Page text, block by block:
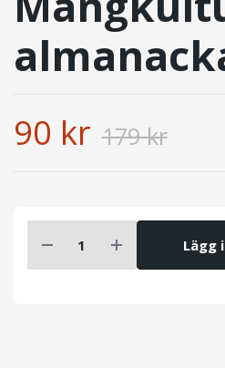
90 kr 179 kr
Lägg